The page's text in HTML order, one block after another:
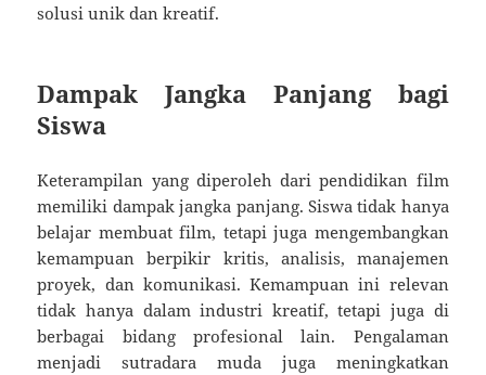
solusi unik dan kreatif.
Dampak Jangka Panjang bagi
Siswa
Keterampilan yang diperoleh dari pendidikan film
memiliki dampak jangka panjang. Siswa tidak hanya
belajar membuat film, tetapi juga mengembangkan
kemampuan berpikir kritis, analisis, manajemen
proyek, dan komunikasi. Kemampuan ini relevan
tidak hanya dalam industri kreatif, tetapi juga di
berbagai bidang profesional lain. Pengalaman
menjadi sutradara muda juga meningkatkan